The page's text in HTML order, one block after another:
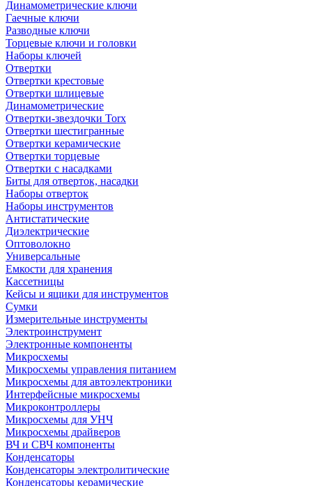
Динамометрические ключи
Гаечные ключи
Разводные ключи
Торцевые ключи и головки
Наборы ключей
Отвертки
Отвертки крестовые
Отвертки шлицевые
Динамометрические
Отвертки-звездочки Torx
Отвертки шестигранные
Отвертки керамические
Отвертки торцевые
Отвертки с насадками
Биты для отверток, насадки
Наборы отверток
Наборы инструментов
Антистатические
Диэлектрические
Оптоволокно
Универсальные
Емкости для хранения
Кассетницы
Кейсы и ящики для инструментов
Сумки
Измерительные инструменты
Электроинструмент
Электронные компоненты
Микросхемы
Микросхемы управления питанием
Микросхемы для автоэлектроники
Интерфейсные микросхемы
Микроконтроллеры
Микросхемы для УНЧ
Микросхемы драйверов
ВЧ и СВЧ компоненты
Конденсаторы
Конденсаторы электролитические
Конденсаторы керамические